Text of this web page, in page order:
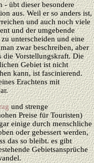
übt dieser besondere
aus. Weil er so anders ist,
und auch noch viele
und der umgebende
unterscheiden und eine
zwar beschreiben, aber
die Vorstellungskraft. Die
Gebiet ist nicht
kann, ist fascinierend.
Erachtens mit
und strenge
Preise für Touristen)
einige durch menschliche
oder gebessert werden,
das so bleibt. es gibt
Gebietsansprüche